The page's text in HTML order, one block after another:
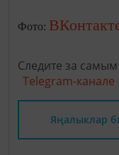
Фото:
Следите за
Telegram-канале
Яңалыклар